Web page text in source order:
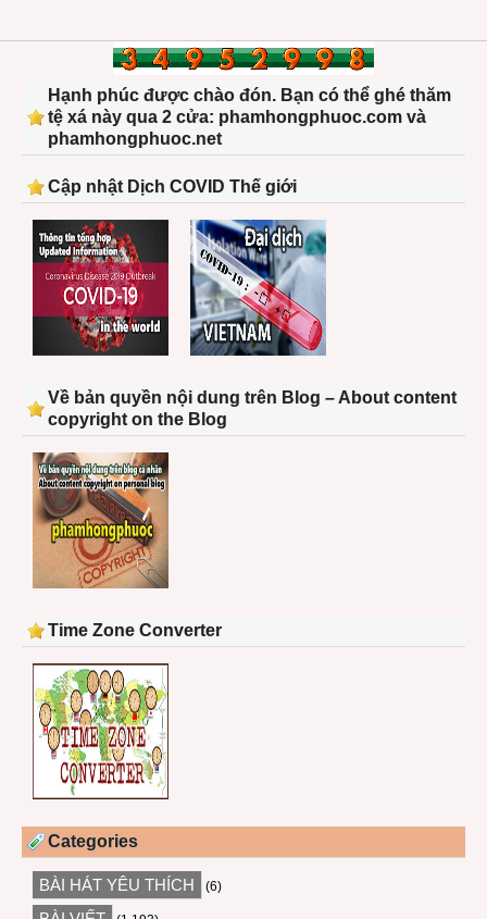
Hạnh phúc được chào đón. Bạn có thể ghé thăm
tệ xá này qua 2 cửa: phamhongphuoc.com và
phamhongphuoc.net
Cập nhật Dịch COVID Thế giới
Về bản quyền nội dung trên Blog – About content
copyright on the Blog
Time Zone Converter
Categories
BÀI HÁT YÊU THÍCH (6)